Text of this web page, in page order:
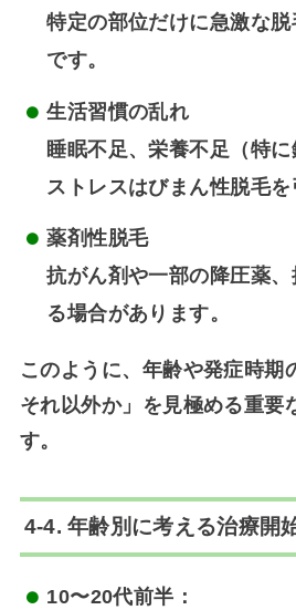
特定の部位だけに急激な
です。
生活習慣の乱れ
睡眠不足、栄養不足（特に
ストレスはびまん性脱毛を
薬剤性脱毛
抗がん剤や一部の降圧薬
る場合があります。
このように、年齢や発症時期
それ以外か」を見極める重要
す。
4-4. 年齢別に考える治療開
10〜20代前半 ：